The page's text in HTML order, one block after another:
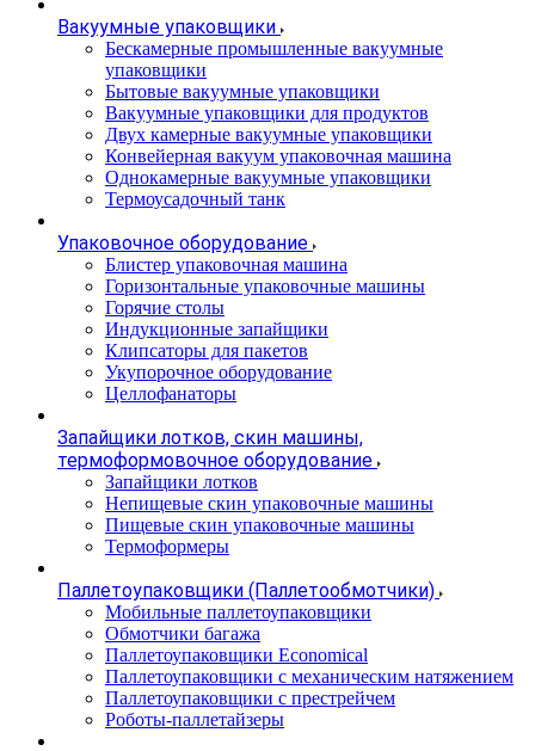
Вакуумные упаковщики
Бескамерные промышленные вакуумные
упаковщики
Бытовые вакуумные упаковщики
Вакуумные упаковщики для продуктов
Двух камерные вакуумные упаковщики
Конвейерная вакуум упаковочная машина
Однокамерные вакуумные упаковщики
Термоусадочный танк
Упаковочное оборудование
Блистер упаковочная машина
Горизонтальные упаковочные машины
Горячие столы
Индукционные запайщики
Клипсаторы для пакетов
Укупорочное оборудование
Целлофанаторы
Запайщики лотков, скин машины,
термоформовочное оборудование
Запайщики лотков
Непищевые скин упаковочные машины
Пищевые скин упаковочные машины
Термоформеры
Паллетоупаковщики (Паллетообмотчики)
Мобильные паллетоупаковщики
Обмотчики багажа
Паллетоупаковщики Economical
Паллетоупаковщики с механическим натяжением
Паллетоупаковщики с престрейчем
Роботы-паллетайзеры